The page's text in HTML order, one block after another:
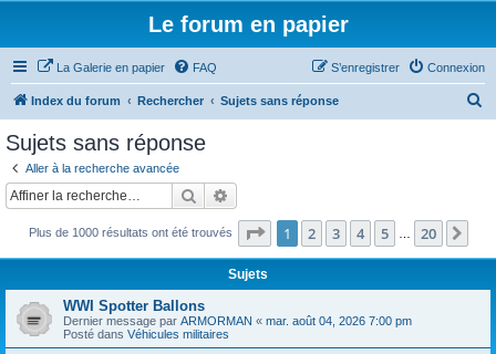
Le forum en papier
La Galerie en papier FAQ Connexion
S’enregistrer
Index du forum Rechercher Sujets sans réponse
c
Sujets sans réponse
Aller à la recherche avancée
Rechercher
Plus de 1000 résultats ont été trouvés Page 1sur20
1 2 3 4 5 20
Sujets
WWI Spotter Ballons
Dernier message par ARMORMAN « mar. août 04, 2026 7:00 pm
Posté dans Véhicules militaires